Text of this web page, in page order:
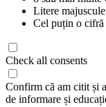
Litere
Cel puțin o cifră
Check all consents
Confirm că am citit și
de informare și